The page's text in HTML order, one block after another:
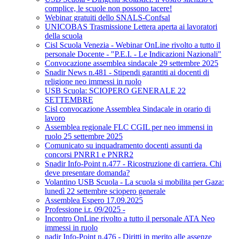
complice, le scuole non possono tacere!
Webinar gratuiti dello SNALS-Confsal
UNICOBAS Trasmissione Lettera aperta ai lavoratori
della scuola
Cisl Scuola Venezia - Webinar OnLine rivolto a tutto il
personale Docente - "P.E.I. - Le Indicazioni Nazionali"
Convocazione assemblea sindacale 29 settembre 2025
Snadir News n.481 - Stipendi garantiti ai docenti di
religione neo immessi in ruolo
USB Scuola: SCIOPERO GENERALE 22
SETTEMBRE
Cisl convocazione Assemblea Sindacale in orario di
lavoro
Assemblea regionale FLC CGIL per neo immensi in
ruolo 25 settembre 2025
Comunicato su inquadramento docenti assunti da
concorsi PNRR1 e PNRR2
Snadir Info-Point n.477 - Ricostruzione di carriera. Chi
deve presentare domanda?
Volantino USB Scuola - La scuola si mobilita per Gaza:
lunedì 22 settembre sciopero generale
Assemblea Espero 17.09.2025
Professione i.r. 09/2025 -
Incontro OnLine rivolto a tutto il personale ATA Neo
immessi in ruolo
nadir Info-Point n.476 - Diritti in merito alle assenze